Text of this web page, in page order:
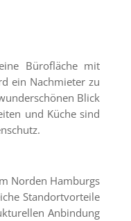
Bürofläche mit
ein Nachmieter zu
Blick
und Küche sind
Norden Hamburgs
Standortvorteile
Anbindung